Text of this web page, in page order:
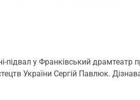
підвал у Франківський драмтеатр
України Сергій Павлюк.